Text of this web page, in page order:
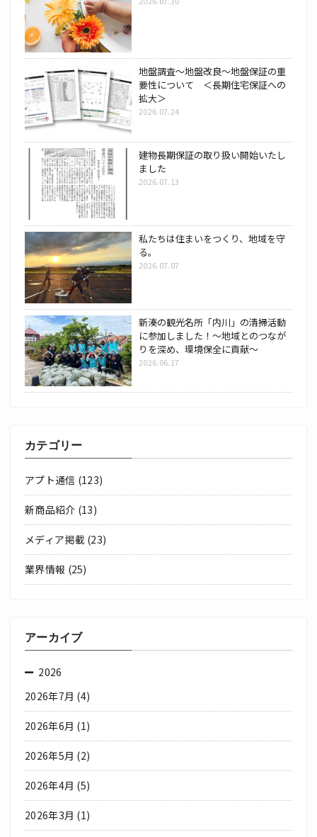
地盤調査～地盤改良～地盤保証の重
要性について ＜長期住宅保証への
拡大＞
2026.07.24
建物長期保証の取り扱い開始いたし
ました
2026.07.13
私たちは住まいをつくり、地域を守
る。
2026.07.07
新湊の観光名所「内川」の清掃活動
に参加しました！～地域とのつなが
りを深め、環境保全に貢献～
2026.06.17
カテゴリー
アプト通信 (123)
新商品紹介 (13)
メディア掲載 (23)
業界情報 (25)
アーカイブ
2026
2026年7月 (4)
2026年6月 (1)
2026年5月 (2)
2026年4月 (5)
2026年3月 (1)